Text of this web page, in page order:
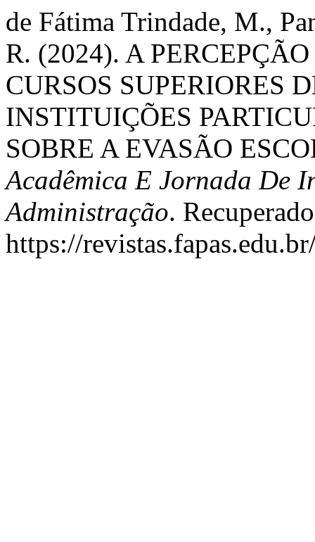
de Fátima Trindade, M.,
R. (2024). A
CURSOS SUPERIORES
INSTITUIÇÕES
SOBRE A EVASÃO
Acadêmica E Jornada De
Administração.
https://